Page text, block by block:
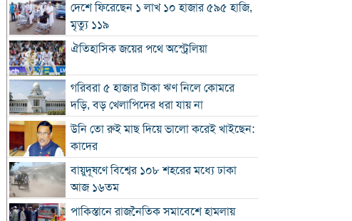
দেশে ফিরেছেন ১ লাখ ১০ হাজার ৫৯৫ হাজি,
মৃত্যু ১১৯
ঐতিহাসিক জয়ের পথে অস্ট্রেলিয়া
গরিবরা ৫ হাজার টাকা ঋণ নিলে কোমরে
দড়ি, বড় খেলাপিদের ধরা যায় না
উনি তো রুই মাছ দিয়ে ভালো করেই খাইছেন:
কাদের
বায়ুদূষণে বিশ্বের ১০৮ শহরের মধ্যে ঢাকা
আজ ১৬তম
পাকিস্তানে রাজনৈতিক সমাবেশে হামলায়